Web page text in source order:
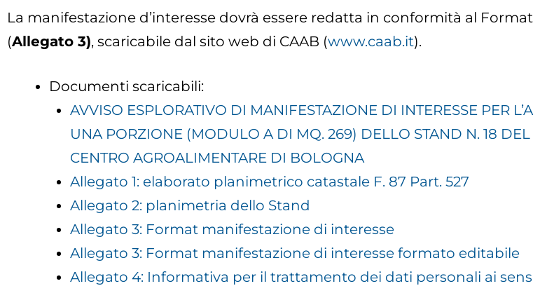
La manifestazione d’interesse dovrà essere redatta in conformità al
(Allegato 3), scaricabile dal sito web di CAAB (www.caab.it).
Documenti scaricabili:
AVVISO ESPLORATIVO DI MANIFESTAZIONE DI INTERESSE PER
UNA PORZIONE (MODULO A DI MQ. 269) DELLO STAND N. 18
CENTRO AGROALIMENTARE DI BOLOGNA
Allegato 1: elaborato planimetrico catastale F. 87 Part. 527
Allegato 2: planimetria dello Stand
Allegato 3: Format manifestazione di interesse
Allegato 3: Format manifestazione di interesse formato editabile
Allegato 4: Informativa per il trattamento dei dati personali ai sensi